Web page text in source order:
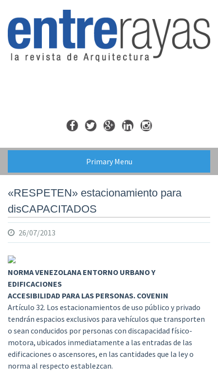
content
Primary Menu
«RESPETEN» estacionamiento para
disCAPACITADOS
26/07/2013
NORMA VENEZOLANA ENTORNO URBANO Y
EDIFICACIONES
ACCESIBILIDAD PARA LAS PERSONAS. COVENIN
Artículo 32. Los estacionamientos de uso público y privado
tendrán espacios exclusivos para vehículos que transporten
o sean conducidos por personas con discapacidad físico-
motora, ubicados inmediatamente a las entradas de las
edificaciones o ascensores, en las cantidades que la ley o
norma al respecto establezcan.